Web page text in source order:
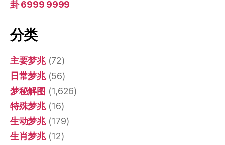
卦 6999 9999
分类
主要梦兆(72)
日常梦兆(56)
梦秘解图 (1,626)
特殊梦兆(16)
生动梦兆(179)
生肖梦兆(12)